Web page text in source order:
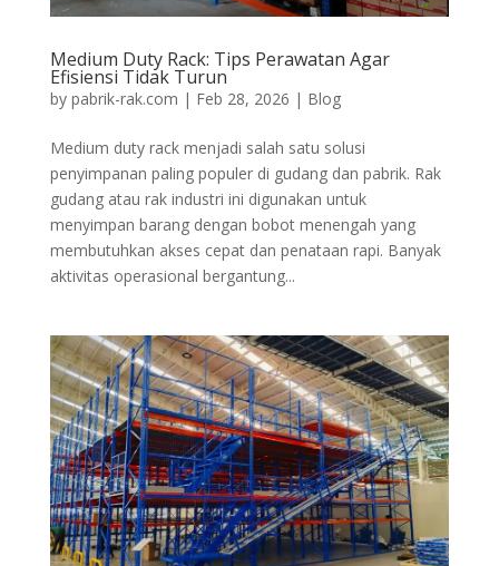
Medium Duty Rack: Tips Perawatan Agar
Efisiensi Tidak Turun
by pabrik-rak.com | Feb 28, 2026 | Blog
Medium duty rack menjadi salah satu solusi
penyimpanan paling populer di gudang dan pabrik. Rak
gudang atau rak industri ini digunakan untuk
menyimpan barang dengan bobot menengah yang
membutuhkan akses cepat dan penataan rapi. Banyak
aktivitas operasional bergantung...